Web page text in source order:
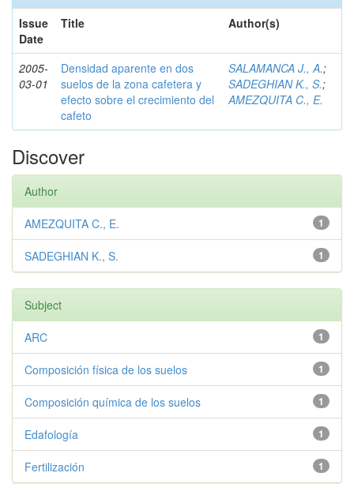
Issue
Date
Title Author(s)
2005-
03-01
Densidad aparente en dos
suelos de la zona cafetera y
efecto sobre el crecimiento del
cafeto
SALAMANCA J., A.;
SADEGHIAN K., S.;
AMEZQUITA C., E.
Discover
Author
1
AMEZQUITA C., E.
1
SADEGHIAN K., S.
Subject
1
ARC
1
Composición física de los suelos
1
Composición química de los suelos
1
Edafología
1
Fertilización